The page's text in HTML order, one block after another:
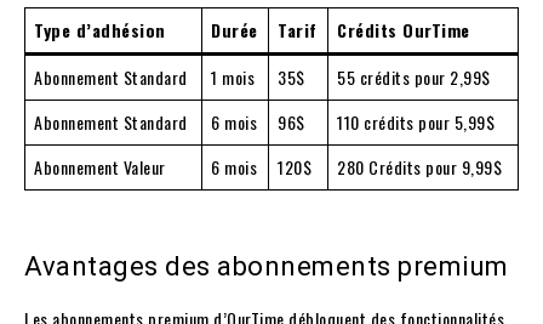
Type d’adhésion Durée Tarif
Crédits OurTime
Abonnement Standard
1 mois 35$
55 crédits pour 2,99$
Abonnement Standard
6 mois 96$
110 crédits pour 5,99$
Abonnement Valeur
6 mois 120$ 280 Crédits pour 9,99$
Avantages des abonnements premium
Les abonnements premium d’OurTime débloquent des fonctionnalités